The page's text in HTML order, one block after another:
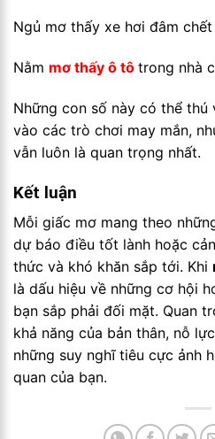
Ngủ mơ thấy xe hơi đâm
Nằm mơ thấy ô tô trong nhà
Những con số này có thể thú
vào các trò chơi may mắn,
vẫn luôn là quan trọng nhất.
Kết luận
Mỗi giấc mơ mang theo
dự báo điều tốt lành hoặc
thức và khó khăn sắp tới. Khi
là dấu hiệu về những cơ hội
bạn sắp phải đối mặt. Quan
khả năng của bản thân, nỗ
những suy nghĩ tiêu cực ảnh
quan của bạn.